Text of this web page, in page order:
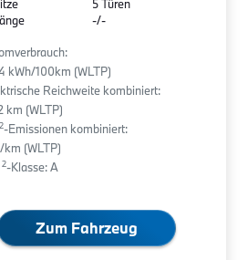
5 Türen
-/-
kWh/100km (WLTP)
Reichweite kombiniert:
km (WLTP)
-Emissionen kombiniert:
km (WLTP)
2-Klasse: A
Zum Fahrzeug